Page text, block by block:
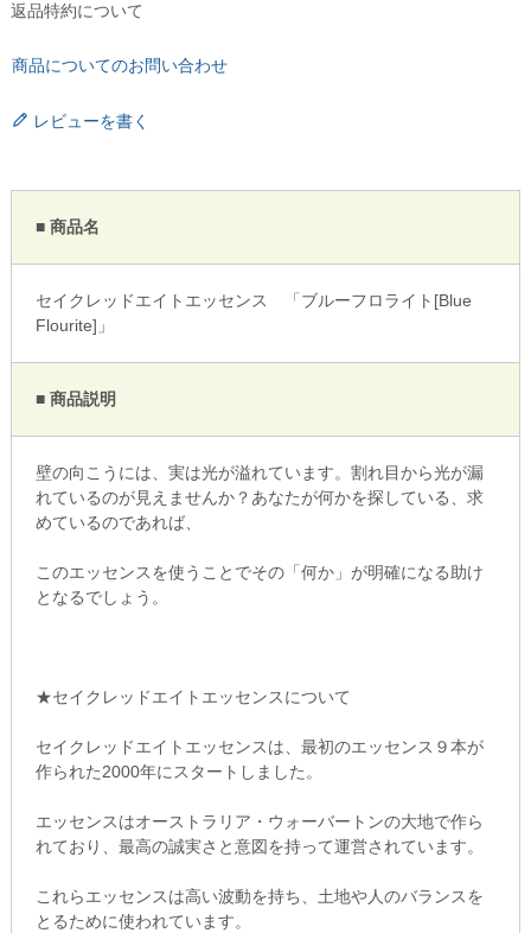
返品特約について
商品についてのお問い合わせ
レビューを書く
■ 商品名
セイクレッドエイトエッセンス 「ブルーフロライト[Blue
Flourite]」
■ 商品説明
壁の向こうには、実は光が溢れています。割れ目から光が漏
れているのが見えませんか？あなたが何かを探している、求
めているのであれば、
このエッセンスを使うことでその「何か」が明確になる助け
となるでしょう。
★セイクレッドエイトエッセンスについて
セイクレッドエイトエッセンスは、最初のエッセンス９本が
作られた2000年にスタートしました。
エッセンスはオーストラリア・ウォーバートンの大地で作ら
れており、最高の誠実さと意図を持って運営されています。
これらエッセンスは高い波動を持ち、土地や人のバランスを
とるために使われています。